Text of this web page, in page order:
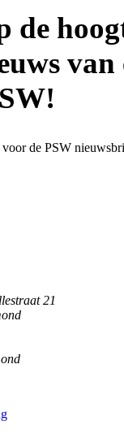
de
van
de PSW
21